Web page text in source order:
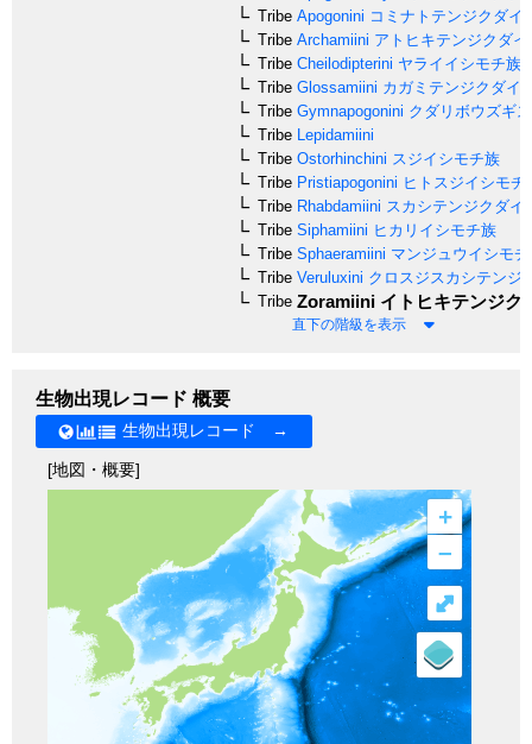
Tribe Apogonini コミナトテンジクダイ
Tribe Archamiini アトヒキテンジクダイ
Tribe Cheilodipterini ヤライイシモチ族
Tribe Glossamiini カガミテンジクダイ
Tribe Gymnapogonini クダリボウズギ
Tribe Lepidamiini
Tribe Ostorhinchini スジイシモチ族
Tribe Pristiapogonini ヒトスジイシモチ
Tribe Rhabdamiini スカシテンジクダイ
Tribe Siphamiini ヒカリイシモチ族
Tribe Sphaeramiini マンジュウイシモ
Tribe Veruluxini クロスジスカシテンジ
Tribe Zoramiini イトヒキテンジク
直下の階級を表示
生物出現レコード 概要
生物出現レコード →
[地図・概要]
+
–
⤢